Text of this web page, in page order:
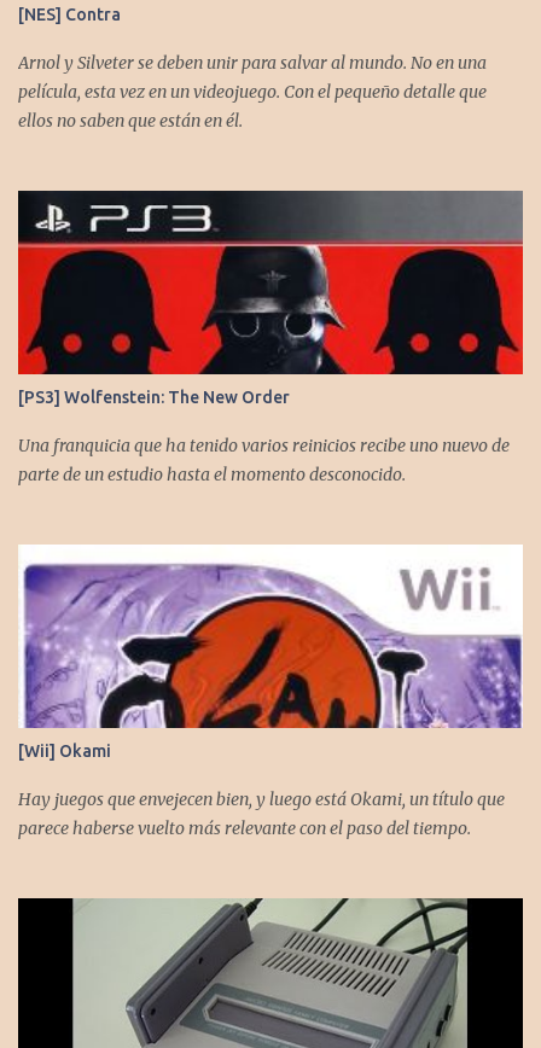
https://www.instagram.com/cronicasgoomba/ Facebook -
https://www.facebook.com/CronicasGoomba
[NES] Contra
Arnol y Silveter se deben unir para salvar al mundo. No en una
película, esta vez en un videojuego. Con el pequeño detalle que
ellos no saben que están en él.
[PS3] Wolfenstein: The New Order
Una franquicia que ha tenido varios reinicios recibe uno nuevo de
parte de un estudio hasta el momento desconocido.
[Wii] Okami
Hay juegos que envejecen bien, y luego está Okami, un título que
parece haberse vuelto más relevante con el paso del tiempo.